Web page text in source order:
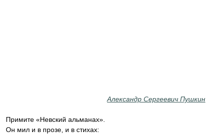
Александр Сергеевич Пушкин
Примите «Невский альманах».
Он мил и в прозе, и в стихах: